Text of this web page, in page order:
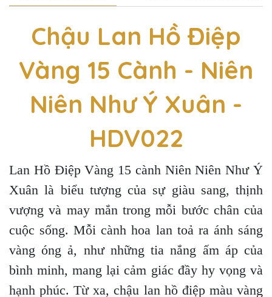
Chậu Lan Hồ Điệp
Vàng 15 Cành - Niên
Niên Như Ý Xuân -
HDV022
Lan Hồ Điệp Vàng 15 cành Niên Niên Như Ý
Xuân là biểu tượng của sự giàu sang, thịnh
vượng và may mắn trong mỗi bước chân của
cuộc sống. Mỗi cành hoa lan toả ra ánh sáng
vàng óng ả, như những tia nắng ấm áp của
bình minh, mang lại cảm giác đầy hy vọng và
hạnh phúc. Từ xa, chậu lan hồ điệp màu vàng